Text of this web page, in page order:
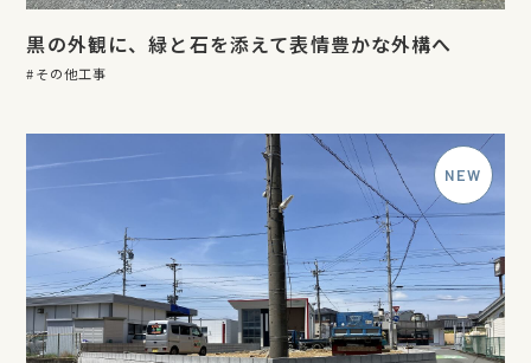
黒の外観に、緑と石を添えて表情豊かな外構へ
その他工事